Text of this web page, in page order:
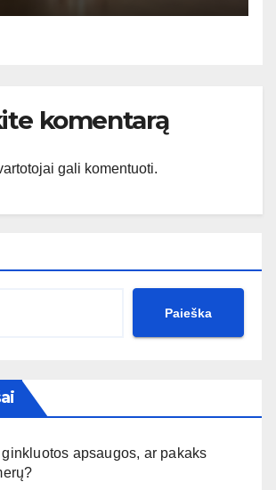
komentarą
gali komentuoti.
Paieška
apsaugos, ar pakaks